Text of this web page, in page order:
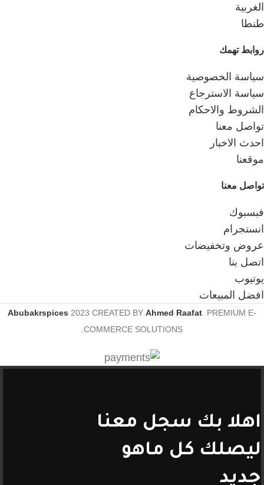
الغربية
طنطا
روابط تهمك
سياسة الخصوصية
سياسة الاسترجاع
الشروط والاحكام
تواصل معنا
احدث الاخبار
موقعنا
تواصل معنا
فبسبوك
انستجرام
عروض وتخفيضات
اتصل بنا
يوتيوب
افضل المبيعات
Abubakrspices 2023 CREATED BY Ahmed Raafat . PREMIUM E-
COMMERCE SOLUTIONS.
اهلا بك سجل معنا
ليصلك كل ماهو
جديد